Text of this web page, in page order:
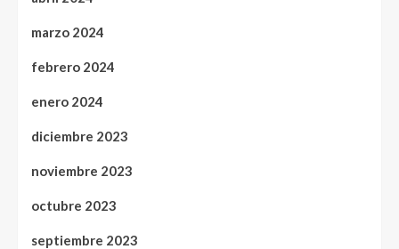
marzo 2024
febrero 2024
enero 2024
diciembre 2023
noviembre 2023
octubre 2023
septiembre 2023